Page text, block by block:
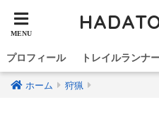
プロフィール トレイルランナ
ホーム 狩猟